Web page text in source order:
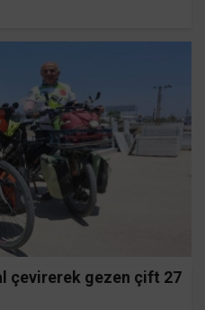
çevirerek gezen çift 27